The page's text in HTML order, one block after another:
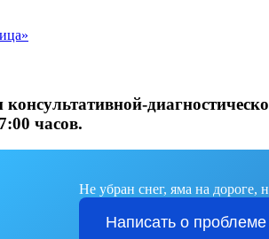
часов.
Не убран снег, яма на дороге,
Написать о проблеме